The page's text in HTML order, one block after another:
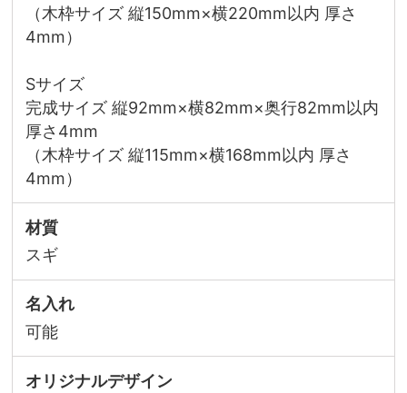
（木枠サイズ 縦150mm×横220mm以内 厚さ
4mm）
Sサイズ
完成サイズ 縦92mm×横82mm×奥行82mm以内
厚さ4mm
（木枠サイズ 縦115mm×横168mm以内 厚さ
4mm）
材質
スギ
名入れ
可能
オリジナルデザイン